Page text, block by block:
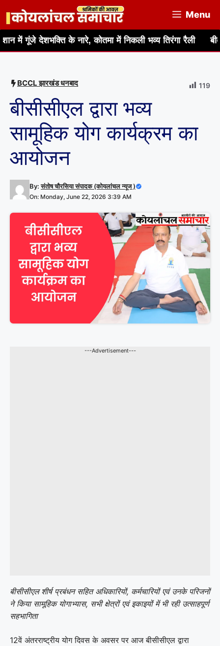
content
Menu
के नारे, कोतमा में निकली भव्य तिरंगा रैली बीते 24 घंटे में
BCCL झारखंड धनबाद 119
बीसीसीएल द्वारा भव्य
सामूहिक योग कार्यक्रम का
आयोजन
By:संतोष चौरसिया संपादक (कोयलांचल न्यूज )
On: Monday, June 22, 2026 3:39 AM
---Advertisement---
बीसीसीएल शीर्ष प्रबंधन सहित अधिकारियों, कर्मचारियों एवं उनके परिजनों
ने किया सामूहिक योगाभ्यास, सभी क्षेत्रों एवं इकाइयों में भी रही उत्साहपूर्ण
सहभागिता
12वें अंतरराष्ट्रीय योग दिवस के अवसर पर आज बीसीसीएल द्वारा